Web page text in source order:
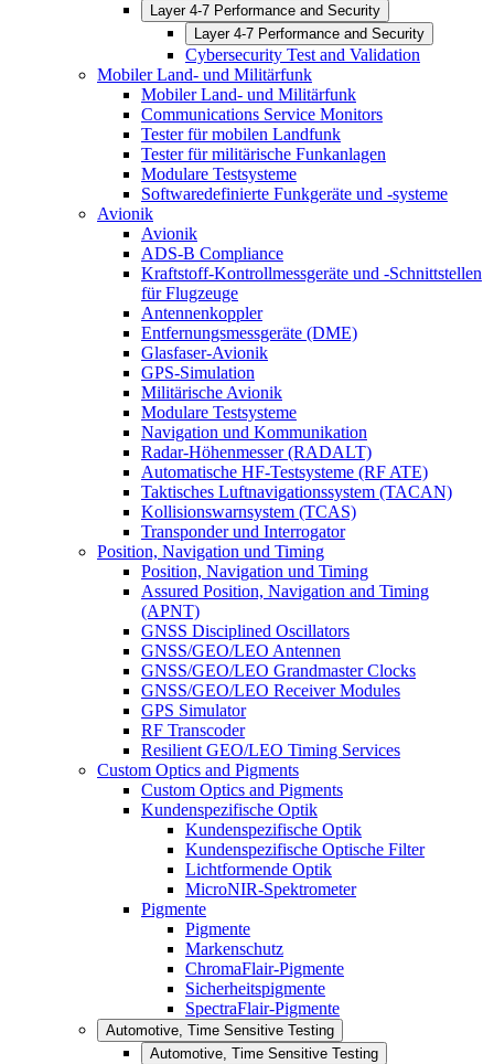
Layer 4-7 Performance and Security
Layer 4-7 Performance and Security
Cybersecurity Test and Validation
Mobiler Land- und Militärfunk
Mobiler Land- und Militärfunk
Communications Service Monitors
Tester für mobilen Landfunk
Tester für militärische Funkanlagen
Modulare Testsysteme
Softwaredefinierte Funkgeräte und -systeme
Avionik
Avionik
ADS-B Compliance
Kraftstoff-Kontrollmessgeräte und -Schnittstellen
für Flugzeuge
Antennenkoppler
Entfernungsmessgeräte (DME)
Glasfaser-Avionik
GPS-Simulation
Militärische Avionik
Modulare Testsysteme
Navigation und Kommunikation
Radar-Höhenmesser (RADALT)
Automatische HF-Testsysteme (RF ATE)
Taktisches Luftnavigationssystem (TACAN)
Kollisionswarnsystem (TCAS)
Transponder und Interrogator
Position, Navigation und Timing
Position, Navigation und Timing
Assured Position, Navigation and Timing
(APNT)
GNSS Disciplined Oscillators
GNSS/GEO/LEO Antennen
GNSS/GEO/LEO Grandmaster Clocks
GNSS/GEO/LEO Receiver Modules
GPS Simulator
RF Transcoder
Resilient GEO/LEO Timing Services
Custom Optics and Pigments
Custom Optics and Pigments
Kundenspezifische Optik
Kundenspezifische Optik
Kundenspezifische Optische Filter
Lichtformende Optik
MicroNIR-Spektrometer
Pigmente
Pigmente
Markenschutz
ChromaFlair-Pigmente
Sicherheitspigmente
SpectraFlair-Pigmente
Automotive, Time Sensitive Testing
Automotive, Time Sensitive Testing